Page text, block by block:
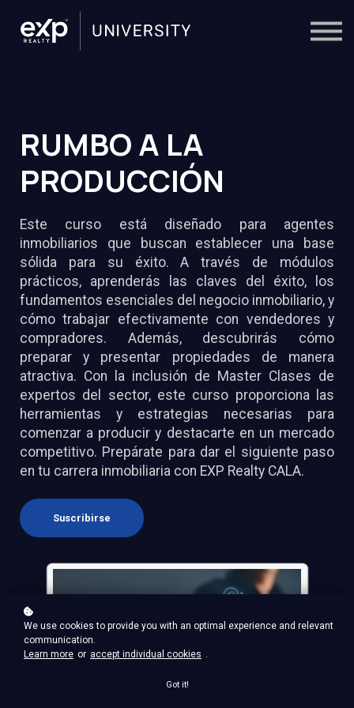
Trainers
RUMBO A LA
PRODUCCIÓN
Este curso está diseñado para agentes
inmobiliarios que buscan establecer una base
sólida para su éxito. A través de módulos
prácticos, aprenderás las claves del éxito, los
fundamentos esenciales del negocio inmobiliario, y
cómo trabajar efectivamente con vendedores y
compradores. Además, descubrirás cómo
preparar y presentar propiedades de manera
atractiva. Con la inclusión de Master Clases de
expertos del sector, este curso proporciona las
herramientas y estrategias necesarias para
comenzar a producir y destacarte en un mercado
competitivo. Prepárate para dar el siguiente paso
en tu carrera inmobiliaria con EXP Realty CALA.
Suscribirse
We use cookies to provide you with an optimal experience and relevant
communication.
Learn more or accept individual cookies .
Got it!